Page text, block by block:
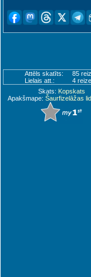
Attēls skatīts:
85
Lielais att.:
4
Skats: Kopskats
Apakšmape: Šaurfizelāžas